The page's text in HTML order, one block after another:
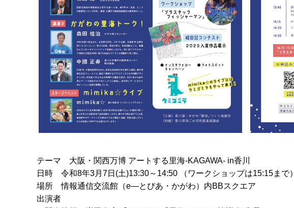
テーマ 大阪・関西万博 アートする里海-KAGAWA- in香川
日時 令和8年3月7日(土)13:30～14:50 （ワークショップは15:15まで）
場所 情報通信交流館（e―とぴあ・かがわ）内BBスクエア
出演者